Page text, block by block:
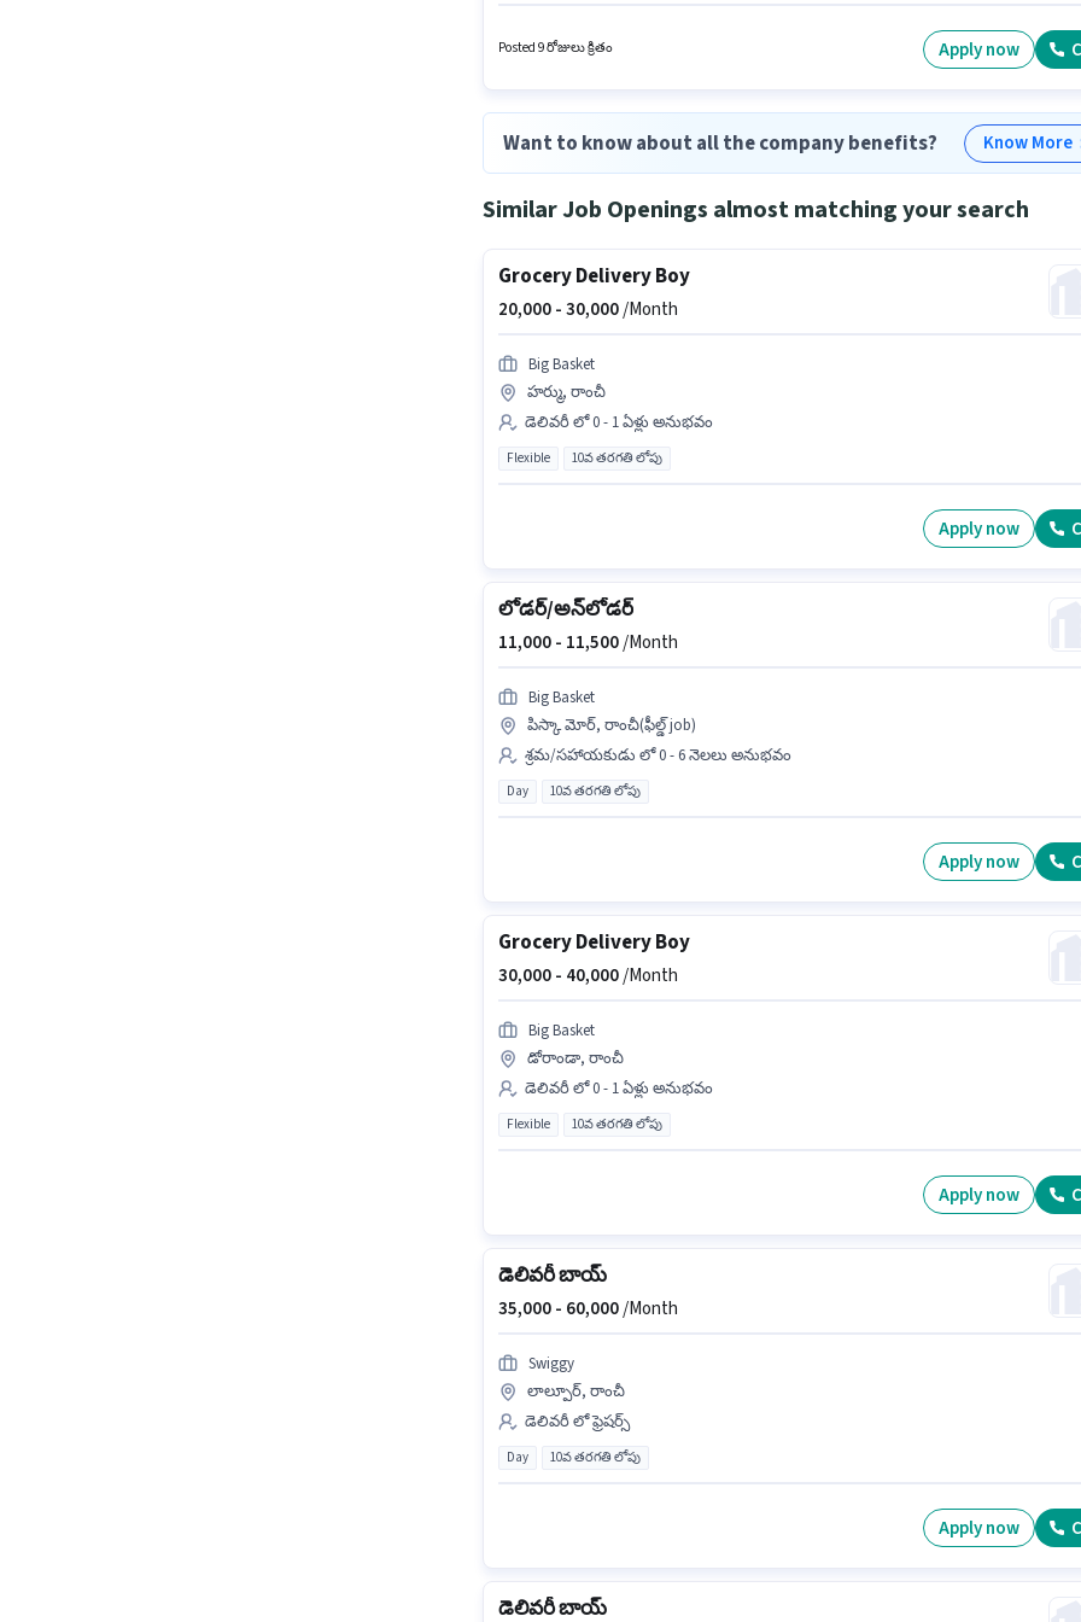
Posted 9 రోజులు క్రితం Apply now
Want to know about all the company benefits? Know More
Similar Job Openings almost matching your search
Grocery Delivery Boy
20,000 -30,000/Month
Big Basket
హర్ము, రాంచీ
డెలివరీ లో 0 - 1 ఏళ్లు అనుభవం
Flexible 10వ తరగతి లోపు
Apply now
లోడర్/అన్‌లోడర్
11,000 - 11,500/Month
Big Basket
పిస్కా మోర్, రాంచీ(ఫీల్డ్ job)
శ్రమ/సహాయకుడు లో 0 - 6 నెలలు అనుభవం
Day 10వ తరగతి లోపు
Apply now
Grocery Delivery Boy
30,000 - 40,000/Month
Big Basket
డోరాండా, రాంచీ
డెలివరీ లో 0 - 1 ఏళ్లు అనుభవం
Flexible 10వ తరగతి లోపు
Apply now
డెలివరీ బాయ్
35,000 - 60,000/Month
Swiggy
లాల్పూర్, రాంచీ
డెలివరీ లో ఫ్రెషర్స్
Day 10వ తరగతి లోపు
Apply now
డెలివరీ బాయ్